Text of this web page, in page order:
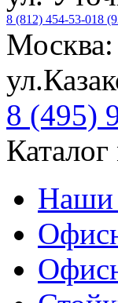
8 (812) 454-53-018
Москва:
8 (495)
Наши